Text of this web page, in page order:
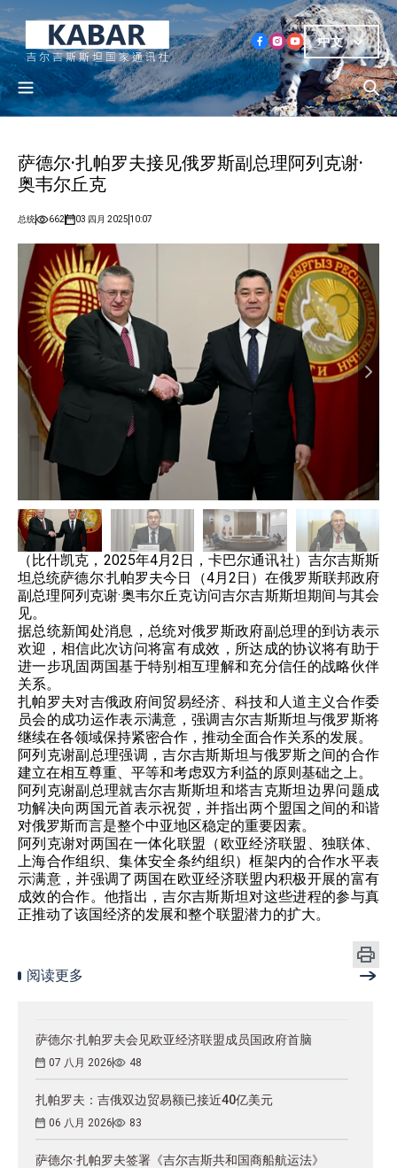
中文
萨德尔·扎帕罗夫接见俄罗斯副总理阿列克谢·
奥韦尔丘克
总统 662 03 四月 2025 10:07
（比什凯克，2025年4月2日，卡巴尔通讯社）吉尔吉斯斯
坦总统萨德尔·扎帕罗夫今日（4月2日）在俄罗斯联邦政府
副总理阿列克谢·奥韦尔丘克访问吉尔吉斯斯坦期间与其会
见。
据总统新闻处消息，总统对俄罗斯政府副总理的到访表示
欢迎，相信此次访问将富有成效，所达成的协议将有助于
进一步巩固两国基于特别相互理解和充分信任的战略伙伴
关系。
扎帕罗夫对吉俄政府间贸易经济、科技和人道主义合作委
员会的成功运作表示满意，强调吉尔吉斯斯坦与俄罗斯将
继续在各领域保持紧密合作，推动全面合作关系的发展。
阿列克谢副总理强调，吉尔吉斯斯坦与俄罗斯之间的合作
建立在相互尊重、平等和考虑双方利益的原则基础之上。
阿列克谢副总理就吉尔吉斯斯坦和塔吉克斯坦边界问题成
功解决向两国元首表示祝贺，并指出两个盟国之间的和谐
对俄罗斯而言是整个中亚地区稳定的重要因素。
阿列克谢对两国在一体化联盟（欧亚经济联盟、独联体、
上海合作组织、集体安全条约组织）框架内的合作水平表
示满意，并强调了两国在欧亚经济联盟内积极开展的富有
成效的合作。他指出，吉尔吉斯斯坦对这些进程的参与真
正推动了该国经济的发展和整个联盟潜力的扩大。
阅读更多
萨德尔·扎帕罗夫会见欧亚经济联盟成员国政府首脑
07 八月 2026 48
扎帕罗夫：吉俄双边贸易额已接近40亿美元
06 八月 2026 83
萨德尔·扎帕罗夫签署《吉尔吉斯共和国商船航运法》